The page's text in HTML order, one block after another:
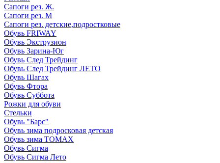
Сапоги рез. Ж.
Сапоги рез. М
Сапоги рез. детские,подростковые
Обувь FRIWAY
Обувь Экструзион
Обувь Зарина-Юг
Обувь След Трейдинг
Обувь След Трейдинг ЛЕТО
Обувь Шагах
Обувь Фтора
Обувь Суббота
Рожки для обуви
Стельки
Обувь "Барс"
Обувь зима подросковая детская
Обувь зима ТОМАХ
Обувь Сигма
Обувь Сигма Лето